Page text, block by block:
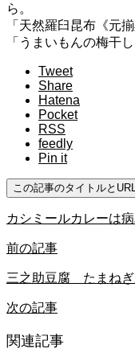
ら。
「天然羅臼昆布《元
「うまいもんの梅干
Tweet
Share
Hatena
Pocket
RSS
feedly
Pin it
この記事のタイトルと
カシミールカレーは
前の記事
三之助豆腐 たまね
次の記事
関連記事